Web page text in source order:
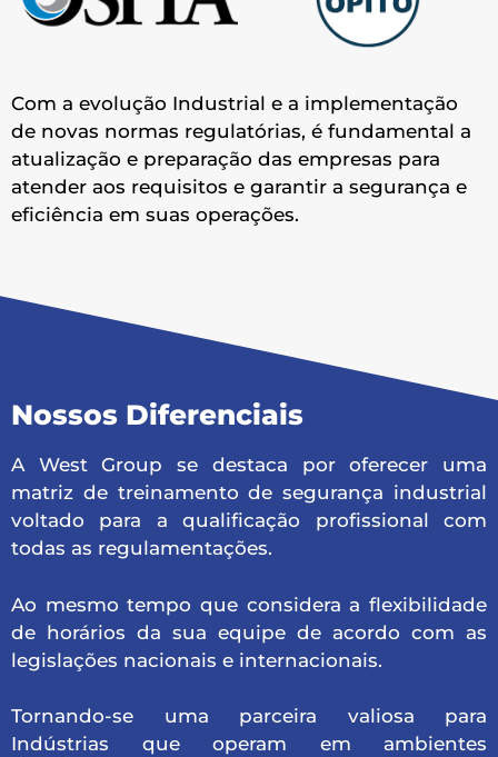
Com a evolução Industrial e a implementação
de novas normas regulatórias, é fundamental a
atualização e preparação das empresas para
atender aos requisitos e garantir a segurança e
eficiência em suas operações.
Nossos Diferenciais
A West Group se destaca por oferecer uma
matriz de treinamento de segurança industrial
voltado para a qualificação profissional com
todas as regulamentações.
Ao mesmo tempo que considera a flexibilidade
de horários da sua equipe de acordo com as
legislações nacionais e internacionais.
Tornando-se uma parceira valiosa para
Indústrias que operam em ambientes